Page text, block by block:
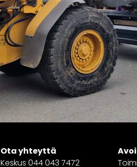
Ota yhteyttä
Keskus 044 043 7472